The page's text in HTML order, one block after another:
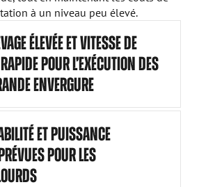
à un niveau peu élevé.
ÉLEVÉE ET VITESSE DE
POUR L’EXÉCUTION DES
ENVERGURE
ET PUISSANCE
POUR LES